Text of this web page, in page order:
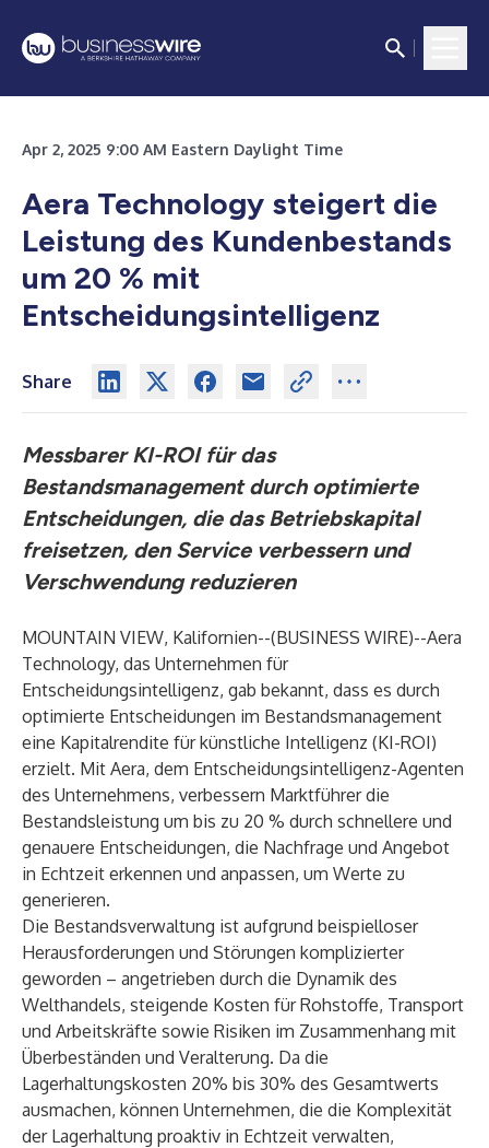
Apr 2, 2025 9:00 AM Eastern Daylight Time
Aera Technology steigert die
Leistung des Kundenbestands
um 20 % mit
Entscheidungsintelligenz
Share
Messbarer KI-ROI für das
Bestandsmanagement durch optimierte
Entscheidungen, die das Betriebskapital
freisetzen, den Service verbessern und
Verschwendung reduzieren
MOUNTAIN VIEW, Kalifornien--(BUSINESS WIRE)--Aera
Technology, das Unternehmen für
Entscheidungsintelligenz, gab bekannt, dass es durch
optimierte Entscheidungen im Bestandsmanagement
eine Kapitalrendite für künstliche Intelligenz (KI-ROI)
erzielt. Mit Aera, dem Entscheidungsintelligenz-Agenten
des Unternehmens, verbessern Marktführer die
Bestandsleistung um bis zu 20 % durch schnellere und
genauere Entscheidungen, die Nachfrage und Angebot
in Echtzeit erkennen und anpassen, um Werte zu
generieren.
Die Bestandsverwaltung ist aufgrund beispielloser
Herausforderungen und Störungen komplizierter
geworden – angetrieben durch die Dynamik des
Welthandels, steigende Kosten für Rohstoffe, Transport
und Arbeitskräfte sowie Risiken im Zusammenhang mit
Überbeständen und Veralterung. Da die
Lagerhaltungskosten 20% bis 30% des Gesamtwerts
ausmachen, können Unternehmen, die die Komplexität
der Lagerhaltung proaktiv in Echtzeit verwalten,